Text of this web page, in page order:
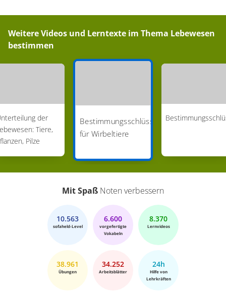
Weitere Videos und Lerntexte im Thema Lebewesen
bestimmen
der
Tiere,
Pilze
Bestimmungsschlüssel
für Wirbeltiere
Mit Spaß Noten verbessern
10.563
sofaheld-Level
6.600
vorgefertigte
Vokabeln
8.370
Lernvideos
38.961
Übungen
34.252
Arbeitsblätter
24h
Hilfe von
Lehrkräften